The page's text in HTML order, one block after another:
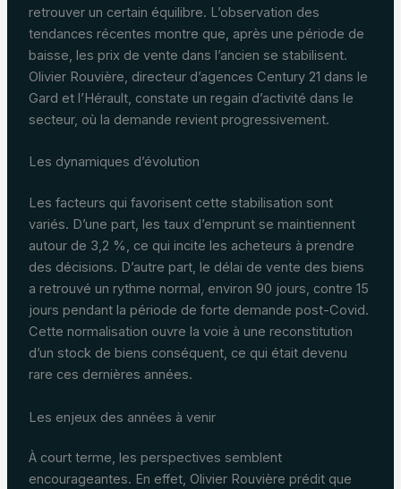
retrouver un certain équilibre. L’observation des
tendances récentes montre que, après une période de
baisse, les prix de vente dans l’ancien se stabilisent.
Olivier Rouvière, directeur d’agences Century 21 dans le
Gard et l’Hérault, constate un regain d’activité dans le
secteur, où la demande revient progressivement.
Les dynamiques d’évolution
Les facteurs qui favorisent cette stabilisation sont
variés. D’une part, les taux d’emprunt se maintiennent
autour de 3,2 %, ce qui incite les acheteurs à prendre
des décisions. D’autre part, le délai de vente des biens
a retrouvé un rythme normal, environ 90 jours, contre 15
jours pendant la période de forte demande post-Covid.
Cette normalisation ouvre la voie à une reconstitution
d’un stock de biens conséquent, ce qui était devenu
rare ces dernières années.
Les enjeux des années à venir
À court terme, les perspectives semblent
encourageantes. En effet, Olivier Rouvière prédit que